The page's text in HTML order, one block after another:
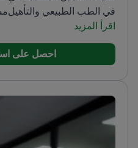
في الطب الطبيعي والتأهيل
الصحةطبيب يتمتع بتدريب
التجديديةيركز على خطط
اقرأ المزيد
احصل على